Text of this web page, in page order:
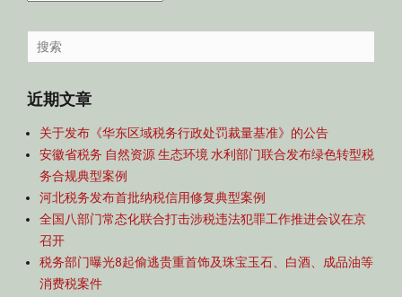
导
航
Search
for:
近期文章
关于发布《华东区域税务行政处罚裁量基准》的公告
安徽省税务 自然资源 生态环境 水利部门联合发布绿色转型税
务合规典型案例
河北税务发布首批纳税信用修复典型案例
全国八部门常态化联合打击涉税违法犯罪工作推进会议在京
召开
税务部门曝光8起偷逃贵重首饰及珠宝玉石、白酒、成品油等
消费税案件